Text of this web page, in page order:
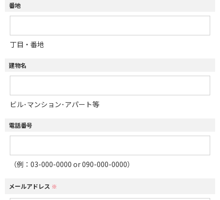
番地
丁目・番地
建物名
ビル･マンション･アパート等
電話番号
（例：03-000-0000 or 090-000-0000）
メールアドレス ※